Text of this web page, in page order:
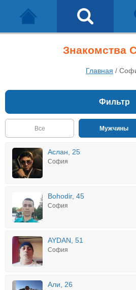
Знакомства
Главная /
Фильтр
Все Мужчины
Аслан, 25
София
Bohodir, 45
София
AYDAN, 51
София
Али, 26